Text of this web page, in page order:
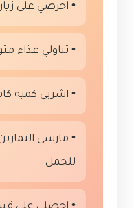
• احرصي على
• تناولي غذاء
• اشربي كمية
• مارسي
للحمل